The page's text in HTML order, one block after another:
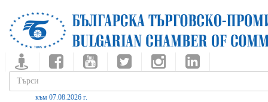
към 07.08.2026 г.